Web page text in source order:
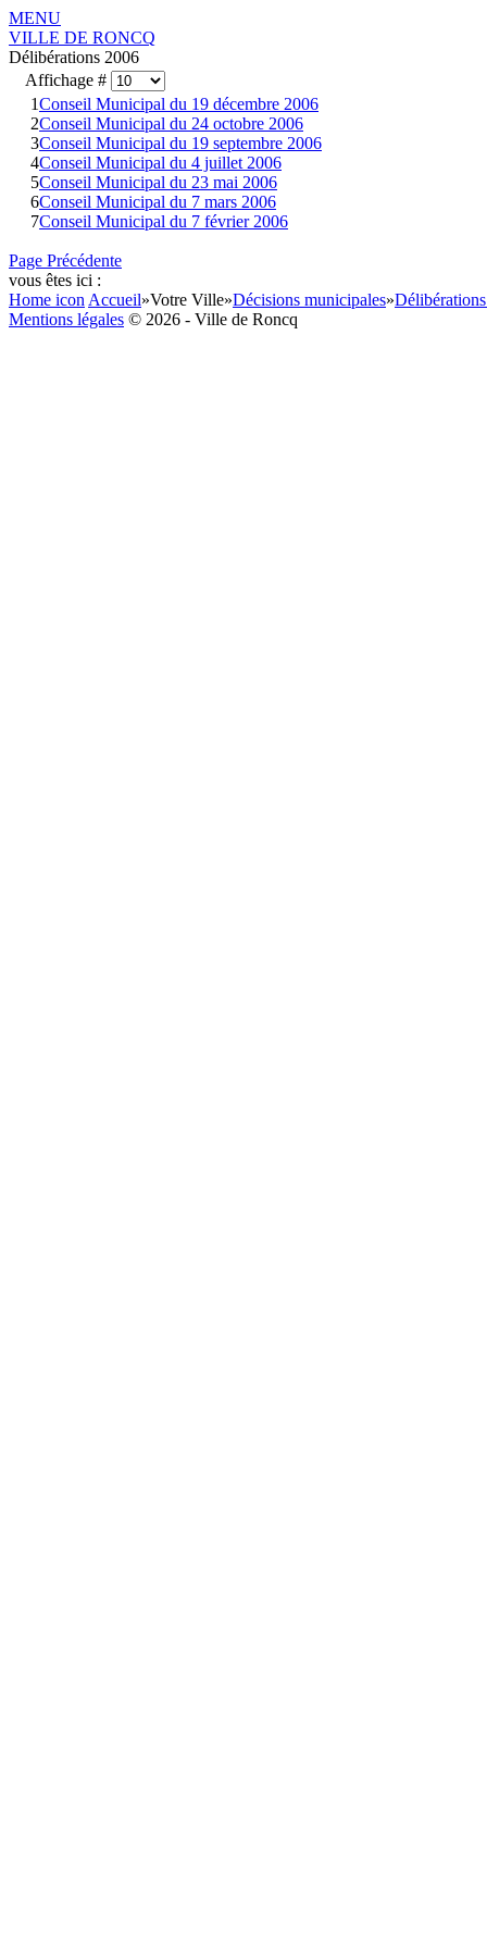
MENU
VILLE DE RONCQ
Délibérations 2006
Affichage #
1Conseil Municipal du 19 décembre 2006
2Conseil Municipal du 24 octobre 2006
3Conseil Municipal du 19 septembre 2006
4Conseil Municipal du 4 juillet 2006
5Conseil Municipal du 23 mai 2006
6Conseil Municipal du 7 mars 2006
7Conseil Municipal du 7 février 2006
Page Précédente
vous êtes ici :
Home icon Accueil»Votre Ville»Décisions municipales»
Mentions légales © 2026 - Ville de Roncq